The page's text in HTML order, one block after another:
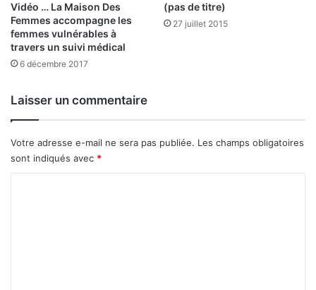
o
i
e
b
e
u
o
u
p
R
u
s
s
i
Vidéo … La Maison Des
Femmes accompagne les
femmes vulnérables à
travers un suivi médical
6 décembre 2017
(pas de titre)
27 juillet 2015
Laisser un commentaire
Votre adresse e-mail ne sera pas publiée. Les champs obligatoires
sont indiqués avec *